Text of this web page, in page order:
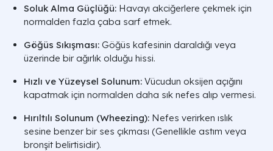
Soluk Alma Güçlüğü: Havayı akciğerlere çekmek için
normalden fazla çaba sarf etmek.
Göğüs Sıkışması: Göğüs kafesinin daraldığı veya
üzerinde bir ağırlık olduğu hissi.
Hızlı ve Yüzeysel Solunum: Vücudun oksijen açığını
kapatmak için normalden daha sık nefes alıp vermesi.
Hırıltılı Solunum (Wheezing): Nefes verirken ıslık
sesine benzer bir ses çıkması (Genellikle astım veya
bronşit belirtisidir).